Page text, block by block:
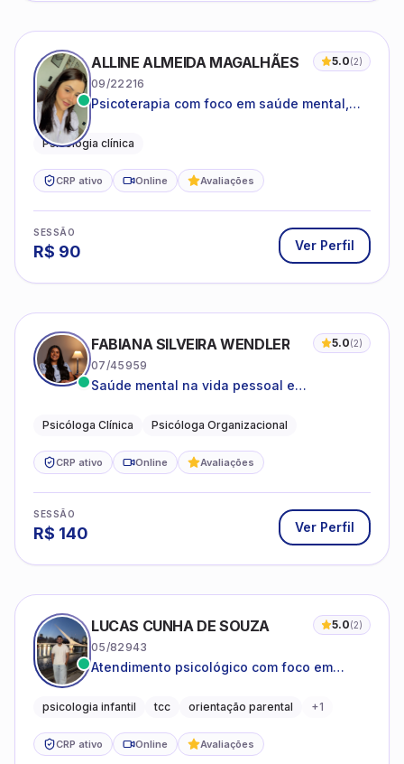
ALLINE ALMEIDA MAGALHÃES 5.0(2)
09/22216
Psicoterapia com foco em saúde mental,
adolescentes e adultos.
Psicologia clínica
CRP ativo Online Avaliações
SESSÃO
R$ 90 Ver Perfil
FABIANA SILVEIRA WENDLER 5.0(2)
07/45959
Saúde mental na vida pessoal e
Psicóloga Clínica Psicóloga Organizacional
CRP ativo Online Avaliações
SESSÃO
R$ 140 Ver Perfil
LUCAS CUNHA DE SOUZA 5.0(2)
05/82943
Atendimento psicológico com foco em
promovendo equilíbrio emocional e
psicologia infantil tcc orientação parental +1
CRP ativo Online Avaliações